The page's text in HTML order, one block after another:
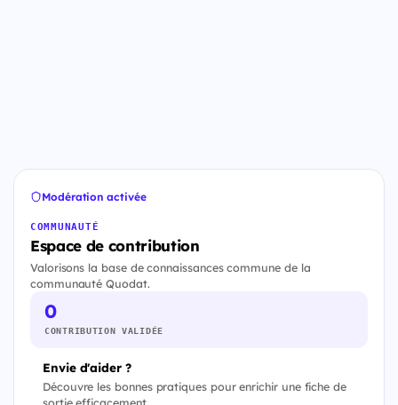
Modération activée
COMMUNAUTÉ
Espace de contribution
Valorisons la base de connaissances commune de la
communauté Quodat.
0
CONTRIBUTION VALIDÉE
Envie d'aider ?
Découvre les bonnes pratiques pour enrichir une fiche de
sortie efficacement.